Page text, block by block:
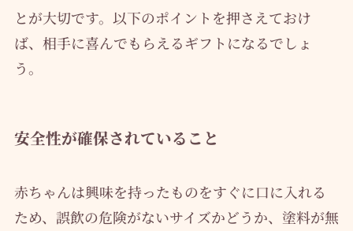
とが大切です。以下のポイントを押さえておけ
ば、相手に喜んでもらえるギフトになるでしょ
う。
安全性が確保されていること
赤ちゃんは興味を持ったものをすぐに口に入れる
ため、誤飲の危険がないサイズかどうか、塗料が無